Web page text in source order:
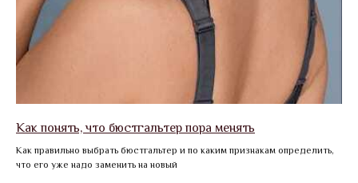
Как понять, что бюстгальтер пора менять
Как правильно выбрать бюстгальтер и по каким признакам определить,
что его уже надо заменить на новый